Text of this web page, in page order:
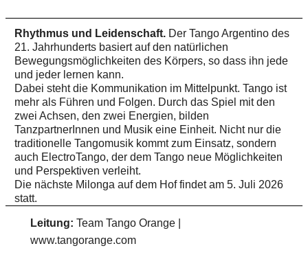
Rhythmus und Leidenschaft. Der Tango Argentino des
21. Jahrhunderts basiert auf den natürlichen
Bewegungsmöglichkeiten des Körpers, so dass ihn jede
und jeder lernen kann.
Dabei steht die Kommunikation im Mittelpunkt. Tango ist
mehr als Führen und Folgen. Durch das Spiel mit den
zwei Achsen, den zwei Energien, bilden
TanzpartnerInnen und Musik eine Einheit. Nicht nur die
traditionelle Tangomusik kommt zum Einsatz, sondern
auch ElectroTango, der dem Tango neue Möglichkeiten
und Perspektiven verleiht.
Die nächste Milonga auf dem Hof findet am 5. Juli 2026
statt.
Leitung: Team Tango Orange |
www.tangorange.com